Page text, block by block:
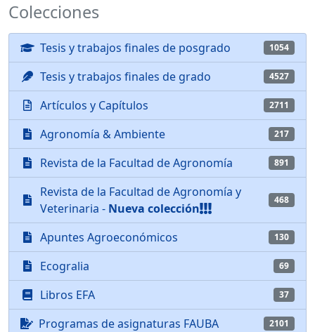
Colecciones
Tesis y trabajos finales de posgrado 1054
Tesis y trabajos finales de grado 4527
Artículos y Capítulos 2711
Agronomía & Ambiente 217
Revista de la Facultad de Agronomía 891
Revista de la Facultad de Agronomía y
Veterinaria - Nueva colección
468
Apuntes Agroeconómicos 130
Ecogralia 69
Libros EFA 37
Programas de asignaturas FAUBA 2101